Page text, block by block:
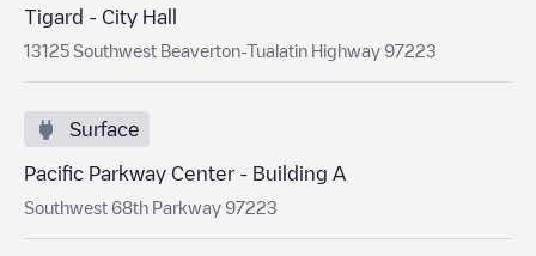
Tigard - City Hall
13125 Southwest Beaverton-Tualatin Highway 97223
Surface
Pacific Parkway Center - Building A
Southwest 68th Parkway 97223